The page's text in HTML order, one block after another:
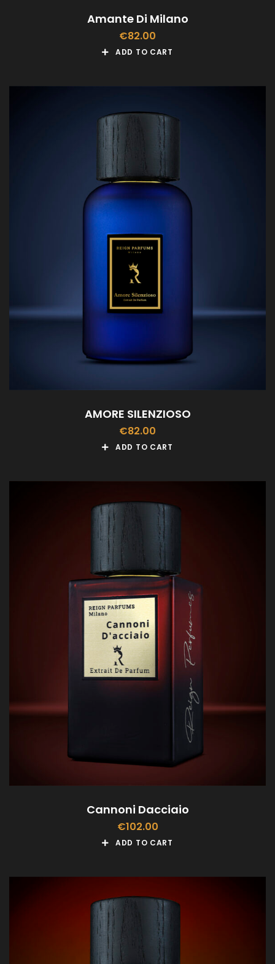
Amante Di Milano
€82.00
ADD TO CART
AMORE SILENZIOSO
€82.00
ADD TO CART
Cannoni Dacciaio
€102.00
ADD TO CART